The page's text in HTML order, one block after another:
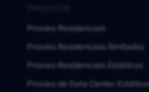
Proxies Residenciais
Proxies Residenciais Ilimitados
Proxies Residenciais Estáticos
Proxies de Data Center